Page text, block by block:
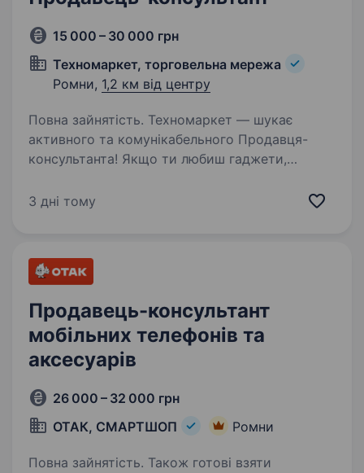
15 000 – 30 000 грн
Техномаркет, торговельна мережа
Ромни, 1,2 км від центру
Повна зайнятість. Техномаркет — шукає
активного та комунікабельного Продавця-
консультанта! Якщо ти любиш гаджети,
мову з людьми і прагнеш розвиватися — нам
3 дні тому
Продавець-консультант
мобільних телефонів та
аксесуарів
26 000 – 32 000 грн
ОТАК, СМАРТШОП
Ромни
Повна зайнятість. Також готові взяти